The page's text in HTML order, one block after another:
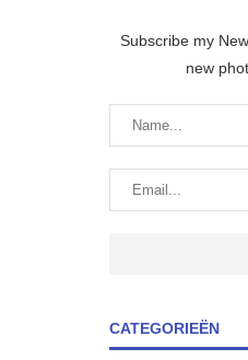
Subscribe my
new
CATEGORIEËN